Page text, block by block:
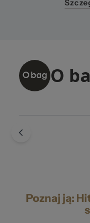
Poznaj ją: